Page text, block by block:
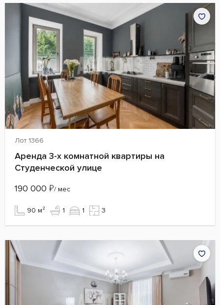
Лот 1366
Аренда 3-х комнатной квартиры на
Студенческой улице
190 000 ₽/ мес
90 м² 1 1 3